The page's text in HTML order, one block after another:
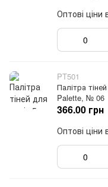
Оптові ціни
PT501
Палітра
Palette, № 06
366.00 грн
Оптові ціни